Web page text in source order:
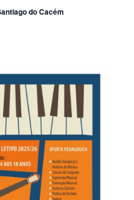
do Cacém